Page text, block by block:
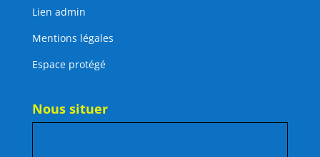
Lien admin
Mentions légales
Espace protégé
Nous situer